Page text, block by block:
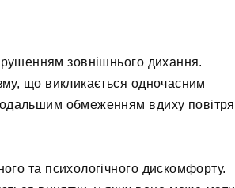
зовнішнього дихання.
що викликається одночасним
обмеженням вдиху повітря
та психологічного дискомфорту.